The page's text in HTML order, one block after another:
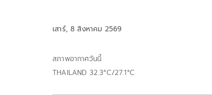
เสาร์, 8 สิงหาคม 2569
สภาพอากาศวันนี้
THAILAND 32.3°C/27.1°C